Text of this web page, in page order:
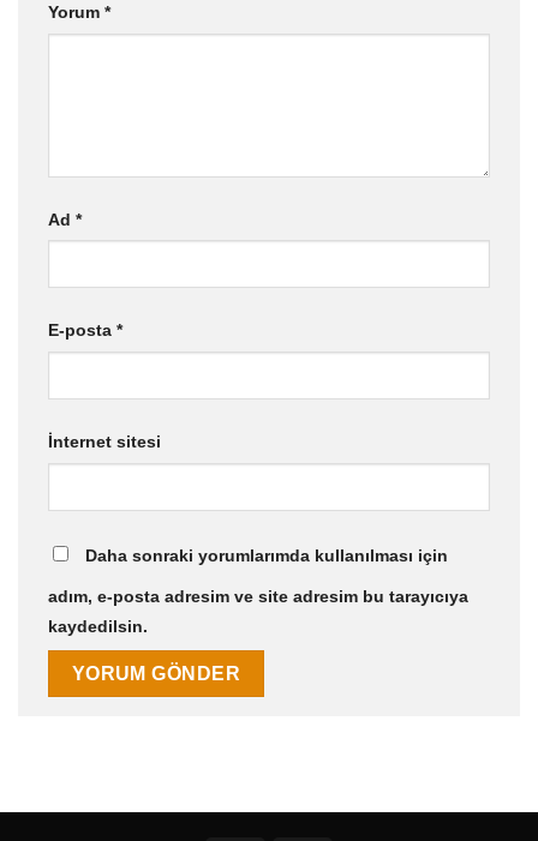
Yorum *
Ad *
E-posta *
İnternet sitesi
Daha sonraki yorumlarımda kullanılması için
adım, e-posta adresim ve site adresim bu tarayıcıya
kaydedilsin.